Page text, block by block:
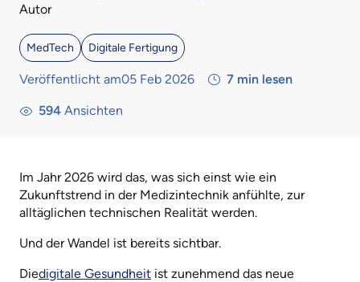
Autor
MedTech Digitale Fertigung
Veröffentlicht am05 Feb 2026 7 min lesen
594 Ansichten
Im Jahr 2026 wird das, was sich einst wie ein
Zukunftstrend in der Medizintechnik anfühlte, zur
alltäglichen technischen Realität werden.
Und der Wandel ist bereits sichtbar.
Diedigitale Gesundheit ist zunehmend das neue